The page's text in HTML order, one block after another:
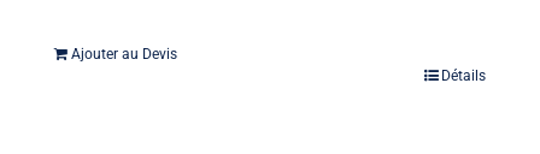
Ajouter au Devis
Détails